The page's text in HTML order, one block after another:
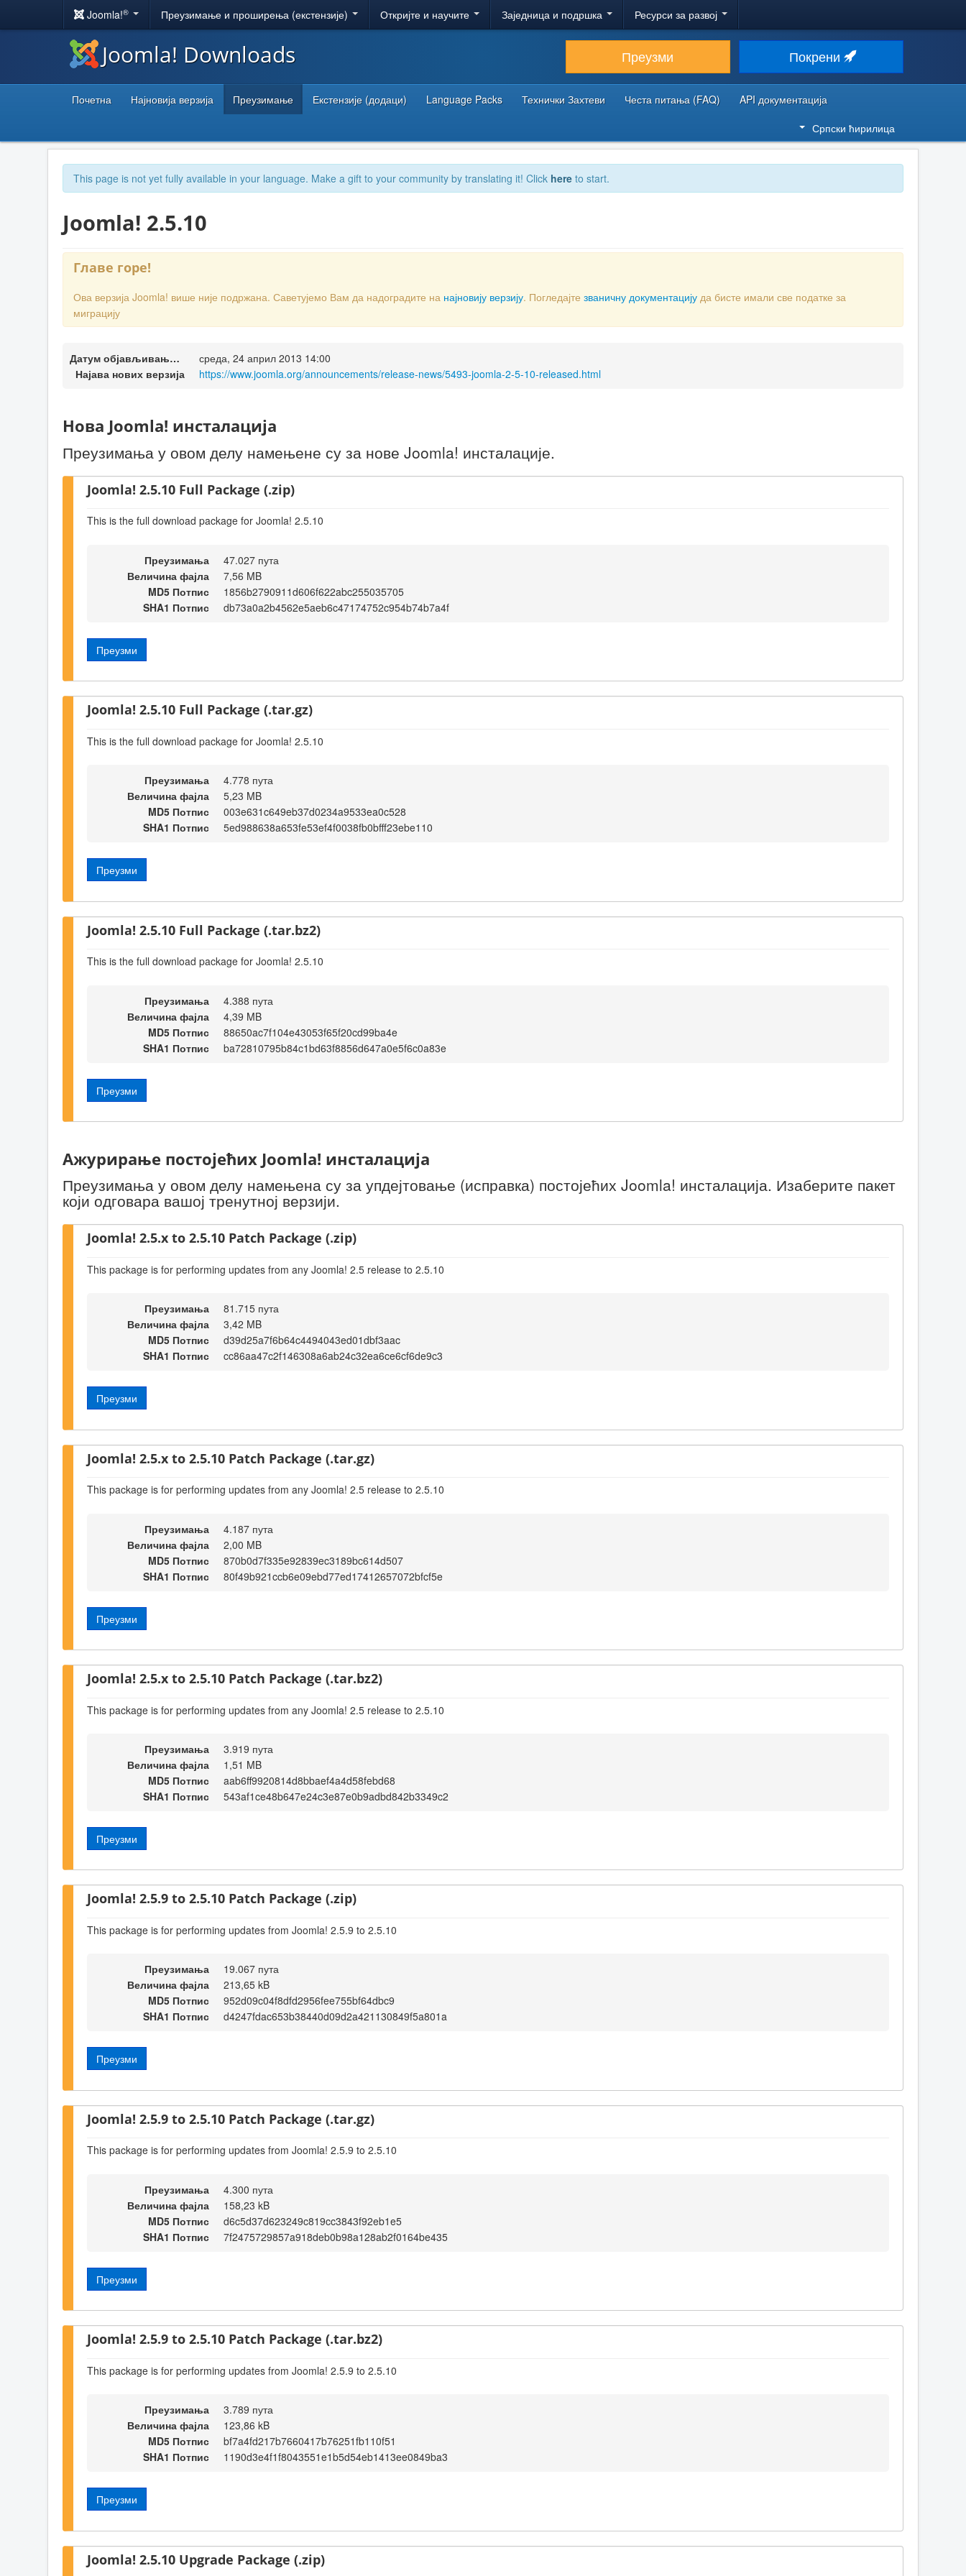
Joomla!® Преузимање и проширења (екстензије) Откријте и научите Заједница и подршка Ресурси за развој
Joomla! Downloads Преузми Покрени
Почетна Најновија верзија Преузимање Екстензије (додаци) Language Packs Технички Захтеви Честа питања (FAQ)
API документација
Српски ћирилица
This page is not yet fully available in your language. Make a gift to your community by translating it! Click here to start.
Joomla! 2.5.10
Главе горе!
Ова верзија Joomla! више није подржана. Саветујемо Вам да надоградите на најновију верзију. Погледајте званичну документацију да бисте имали све податке за
миграцију
Датум објављивања верзије
среда, 24 април 2013 14:00
Најава нових верзија
https://www.joomla.org/announcements/release-news/5493-joomla-2-5-10-released.html
Нова Joomla! инсталација
Преузимања у овом делу намењене су за нове Joomla! инсталације.
Joomla! 2.5.10 Full Package (.zip)
This is the full download package for Joomla! 2.5.10
Преузимања
47.027 пута
Величина фајла
7,56 MB
MD5 Потпис
1856b2790911d606f622abc255035705
SHA1 Потпис
db73a0a2b4562e5aeb6c47174752c954b74b7a4f
Преузми
Joomla! 2.5.10 Full Package (.tar.gz)
This is the full download package for Joomla! 2.5.10
Преузимања
4.778 пута
Величина фајла
5,23 MB
MD5 Потпис
003e631c649eb37d0234a9533ea0c528
SHA1 Потпис
5ed988638a653fe53ef4f0038fb0bfff23ebe110
Преузми
Joomla! 2.5.10 Full Package (.tar.bz2)
This is the full download package for Joomla! 2.5.10
Преузимања
4.388 пута
Величина фајла
4,39 MB
MD5 Потпис
88650ac7f104e43053f65f20cd99ba4e
SHA1 Потпис
ba72810795b84c1bd63f8856d647a0e5f6c0a83e
Преузми
Ажурирање постојећих Joomla! инсталација
Преузимања у овом делу намењена су за упдејтовање (исправка) постојећих Joomla! инсталација. Изаберите пакет
који одговара вашој тренутној верзији.
Joomla! 2.5.x to 2.5.10 Patch Package (.zip)
This package is for performing updates from any Joomla! 2.5 release to 2.5.10
Преузимања
81.715 пута
Величина фајла
3,42 MB
MD5 Потпис
d39d25a7f6b64c4494043ed01dbf3aac
SHA1 Потпис
cc86aa47c2f146308a6ab24c32ea6ce6cf6de9c3
Преузми
Joomla! 2.5.x to 2.5.10 Patch Package (.tar.gz)
This package is for performing updates from any Joomla! 2.5 release to 2.5.10
Преузимања
4.187 пута
Величина фајла
2,00 MB
MD5 Потпис
870b0d7f335e92839ec3189bc614d507
SHA1 Потпис
80f49b921ccb6e09ebd77ed17412657072bfcf5e
Преузми
Joomla! 2.5.x to 2.5.10 Patch Package (.tar.bz2)
This package is for performing updates from any Joomla! 2.5 release to 2.5.10
Преузимања
3.919 пута
Величина фајла
1,51 MB
MD5 Потпис
aab6ff9920814d8bbaef4a4d58febd68
SHA1 Потпис
543af1ce48b647e24c3e87e0b9adbd842b3349c2
Преузми
Joomla! 2.5.9 to 2.5.10 Patch Package (.zip)
This package is for performing updates from Joomla! 2.5.9 to 2.5.10
Преузимања
19.067 пута
Величина фајла
213,65 kB
MD5 Потпис
952d09c04f8dfd2956fee755bf64dbc9
SHA1 Потпис
d4247fdac653b38440d09d2a421130849f5a801a
Преузми
Joomla! 2.5.9 to 2.5.10 Patch Package (.tar.gz)
This package is for performing updates from Joomla! 2.5.9 to 2.5.10
Преузимања
4.300 пута
Величина фајла
158,23 kB
MD5 Потпис
d6c5d37d623249c819cc3843f92eb1e5
SHA1 Потпис
7f2475729857a918deb0b98a128ab2f0164be435
Преузми
Joomla! 2.5.9 to 2.5.10 Patch Package (.tar.bz2)
This package is for performing updates from Joomla! 2.5.9 to 2.5.10
Преузимања
3.789 пута
Величина фајла
123,86 kB
MD5 Потпис
bf7a4fd217b7660417b76251fb110f51
SHA1 Потпис
1190d3e4f1f8043551e1b5d54eb1413ee0849ba3
Преузми
Joomla! 2.5.10 Upgrade Package (.zip)